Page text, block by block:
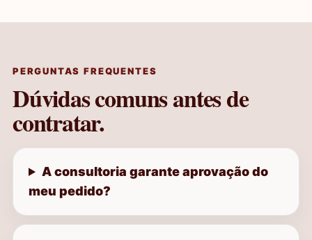
PERGUNTAS FREQUENTES
Dúvidas comuns antes de
contratar.
A consultoria garante aprovação do
meu pedido?